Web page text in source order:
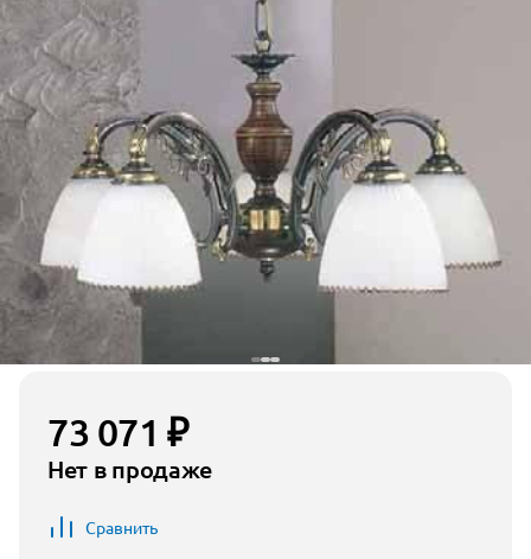
73 071 ₽
Нет в продаже
Сравнить